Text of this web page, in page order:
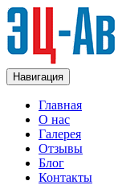
Навигация
Главная
О нас
Галерея
Отзывы
Блог
Контакты